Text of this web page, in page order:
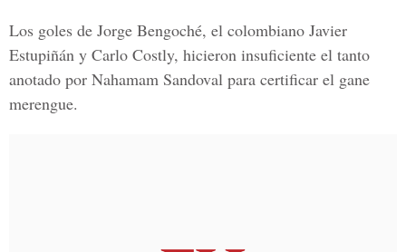
Los goles de Jorge Bengoché, el colombiano Javier
Estupiñán y Carlo Costly, hicieron insuficiente el tanto
anotado por Nahamam Sandoval para certificar el gane
merengue.